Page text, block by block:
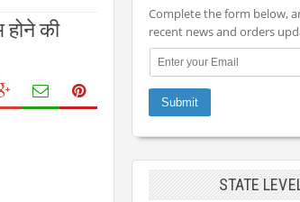
होने की
Complete the form below,
recent news and orders
STATE